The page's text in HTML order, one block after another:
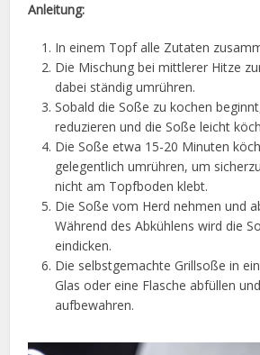
Anleitung:
In einem Topf alle Zutaten
Die Mischung bei mittlerer Hitze
dabei ständig umrühren.
Sobald die Soße zu kochen
reduzieren und die Soße leicht
Die Soße etwa 15-20 Minuten
gelegentlich umrühren, um
nicht am Topfboden klebt.
Die Soße vom Herd nehmen und
Während des Abkühlens wird die
eindicken.
Die selbstgemachte Grillsoße in
Glas oder eine Flasche abfüllen
aufbewahren.